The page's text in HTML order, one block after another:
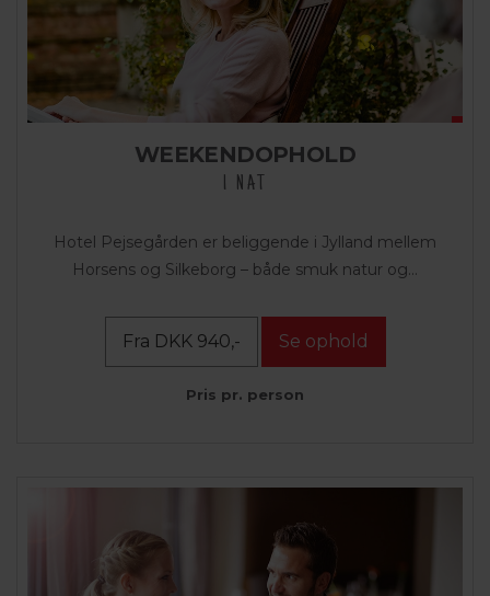
WEEKENDOPHOLD
1 NAT
Hotel Pejsegården er beliggende i Jylland mellem
Horsens og Silkeborg – både smuk natur og...
Fra DKK 940,- Se ophold
Pris pr. person